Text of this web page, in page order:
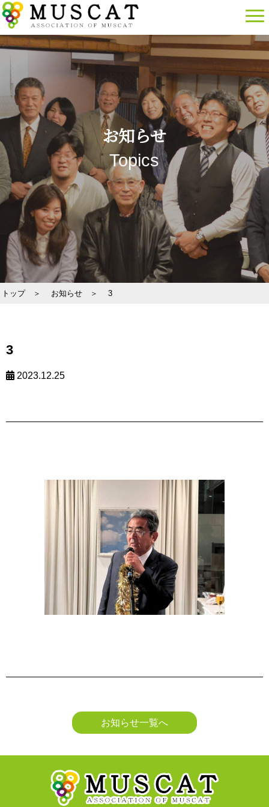
お知らせ
Topics
トップ ＞ お知らせ ＞ 3
3
2023.12.25
お知らせ一覧へ